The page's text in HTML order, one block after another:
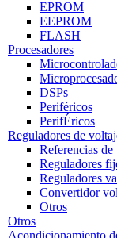
EPROM
EEPROM
FLASH
Procesadores
DSPs
Periféricos
PerifÉricos
Reguladores de
Referencias
Reguladores
Reguladores
Convertidor
Otros
Otros
Acondicionamiento